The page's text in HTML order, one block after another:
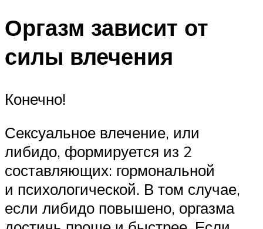
Оргазм зависит от
силы влечения
Конечно!
Сексуальное влечение, или
либидо, формируется из 2
составляющих: гормональной
и психологической. В том случае,
если либидо повышено, оргазма